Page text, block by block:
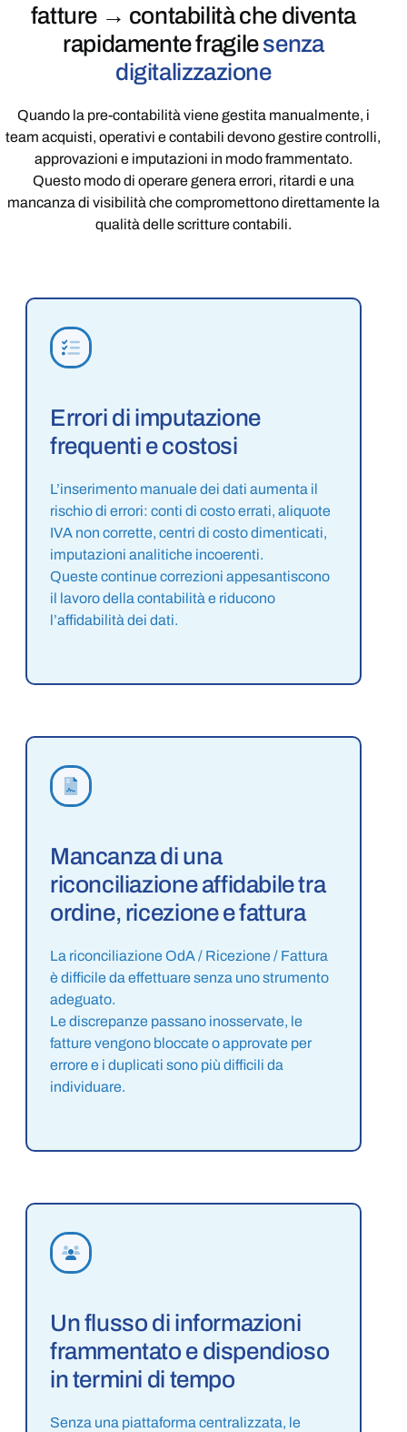
fatture → contabilità che diventa
rapidamente fragilesenza
digitalizzazione
Quando la pre-contabilità viene gestita manualmente, i
team acquisti, operativi e contabili devono gestire controlli,
approvazioni e imputazioni in modo frammentato.
Questo modo di operare genera errori, ritardi e una
mancanza di visibilità che compromettono direttamente la
qualità delle scritture contabili.
Errori di imputazione
frequenti e costosi
L’inserimento manuale dei dati aumenta il
rischio di errori: conti di costo errati, aliquote
IVA non corrette, centri di costo dimenticati,
imputazioni analitiche incoerenti.
Queste continue correzioni appesantiscono
il lavoro della contabilità e riducono
l’affidabilità dei dati.
Mancanza di una
riconciliazione affidabile tra
ordine, ricezione e fattura
La riconciliazione OdA / Ricezione / Fattura
è difficile da effettuare senza uno strumento
adeguato.
Le discrepanze passano inosservate, le
fatture vengono bloccate o approvate per
errore e i duplicati sono più difficili da
individuare.
Un flusso di informazioni
frammentato e dispendioso
in termini di tempo
Senza una piattaforma centralizzata, le